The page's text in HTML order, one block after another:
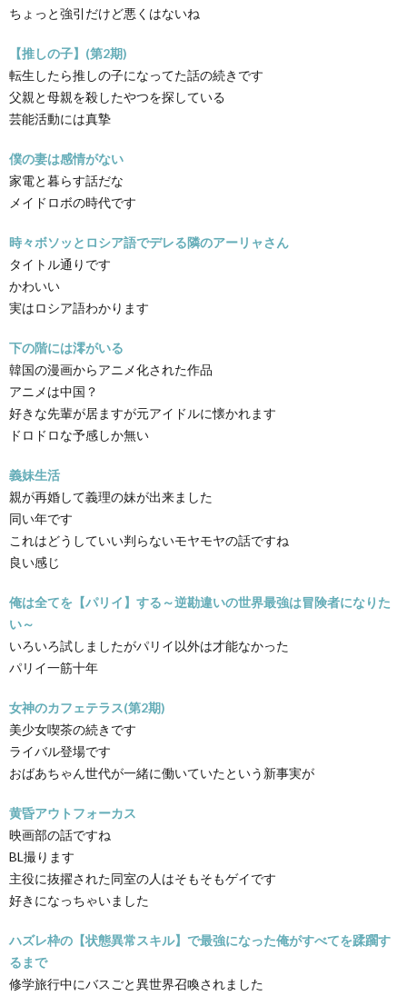
ちょっと強引だけど悪くはないね
【推しの子】(第2期)
転生したら推しの子になってた話の続きです
父親と母親を殺したやつを探している
芸能活動には真摯
僕の妻は感情がない
家電と暮らす話だな
メイドロボの時代です
時々ボソッとロシア語でデレる隣のアーリャさん
タイトル通りです
かわいい
実はロシア語わかります
下の階には澪がいる
韓国の漫画からアニメ化された作品
アニメは中国？
好きな先輩が居ますが元アイドルに懐かれます
ドロドロな予感しか無い
義妹生活
親が再婚して義理の妹が出来ました
同い年です
これはどうしていい判らないモヤモヤの話ですね
良い感じ
俺は全てを【パリイ】する～逆勘違いの世界最強は冒険者になりた
い～
いろいろ試しましたがパリイ以外は才能なかった
パリイ一筋十年
女神のカフェテラス(第2期)
美少女喫茶の続きです
ライバル登場です
おばあちゃん世代が一緒に働いていたという新事実が
黄昏アウトフォーカス
映画部の話ですね
BL撮ります
主役に抜擢された同室の人はそもそもゲイです
好きになっちゃいました
ハズレ枠の【状態異常スキル】で最強になった俺がすべてを蹂躙す
るまで
修学旅行中にバスごと異世界召喚されました